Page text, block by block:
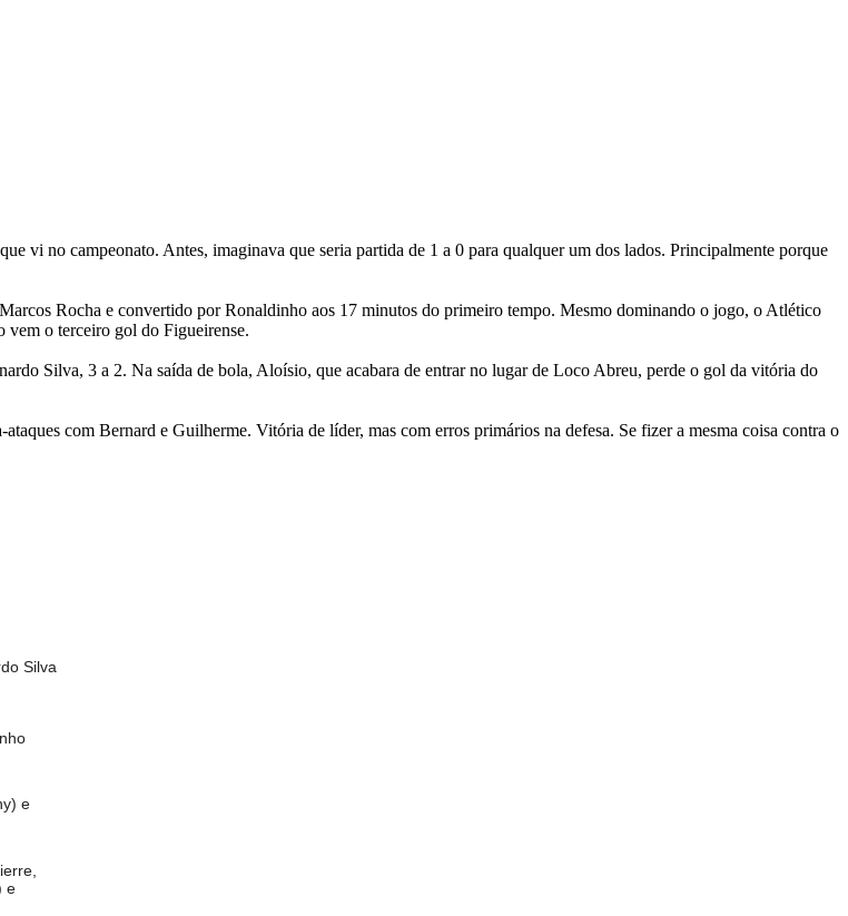
vi no campeonato. Antes, imaginava que seria partida de 1 a 0 para qualquer um dos lados. Principalmente porque
Rocha e convertido por Ronaldinho aos 17 minutos do primeiro tempo. Mesmo dominando o jogo, o Atlético
vem o terceiro gol do Figueirense.
Silva, 3 a 2. Na saída de bola, Aloísio, que acabara de entrar no lugar de Loco Abreu, perde o gol da vitória do
com Bernard e Guilherme. Vitória de líder, mas com erros primários na defesa. Se fizer a mesma coisa contra o
Silva
e
e